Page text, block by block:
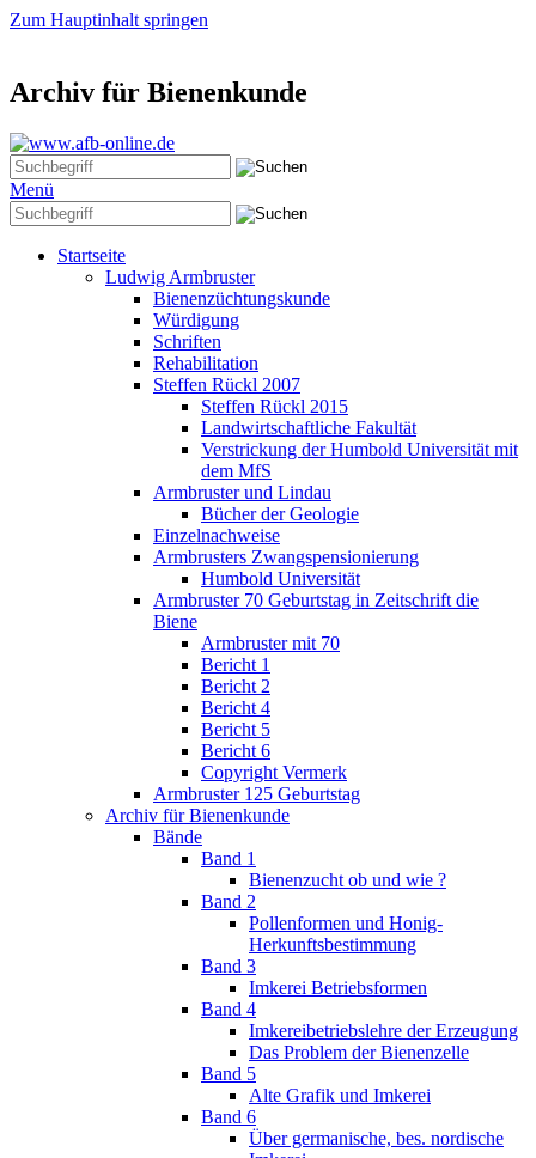
Zum Hauptinhalt springen
Archiv für Bienenkunde
Menü
Startseite
Ludwig Armbruster
Bienenzüchtungskunde
Würdigung
Schriften
Rehabilitation
Steffen Rückl 2007
Steffen Rückl 2015
Landwirtschaftliche Fakultät
Verstrickung der Humbold Universität mit
dem MfS
Armbruster und Lindau
Bücher der Geologie
Einzelnachweise
Armbrusters Zwangspensionierung
Humbold Universität
Armbruster 70 Geburtstag in Zeitschrift die
Biene
Armbruster mit 70
Bericht 1
Bericht 2
Bericht 4
Bericht 5
Bericht 6
Copyright Vermerk
Armbruster 125 Geburtstag
Archiv für Bienenkunde
Bände
Band 1
Bienenzucht ob und wie ?
Band 2
Pollenformen und Honig-
Herkunftsbestimmung
Band 3
Imkerei Betriebsformen
Band 4
Imkereibetriebslehre der Erzeugung
Das Problem der Bienenzelle
Band 5
Alte Grafik und Imkerei
Band 6
Über germanische, bes. nordische